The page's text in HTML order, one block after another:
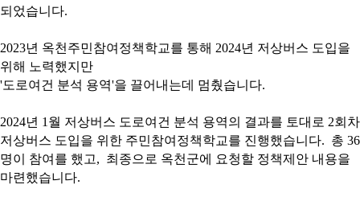
되었습니다.
2023년 옥천주민참여정책학교를 통해 2024년 저상버스 도입을
위해 노력했지만
'도로여건 분석 용역'을 끌어내는데 멈췄습니다.
2024년 1월 저상버스 도로여건 분석 용역의 결과를 토대로 2회차
저상버스 도입을 위한 주민참여정책학교를 진행했습니다. 총 36
명이 참여를 했고, 최종으로 옥천군에 요청할 정책제안 내용을
마련했습니다.